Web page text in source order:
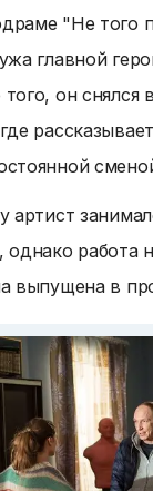
"Не того
главной
он снялся
артист
работа
выпущена в